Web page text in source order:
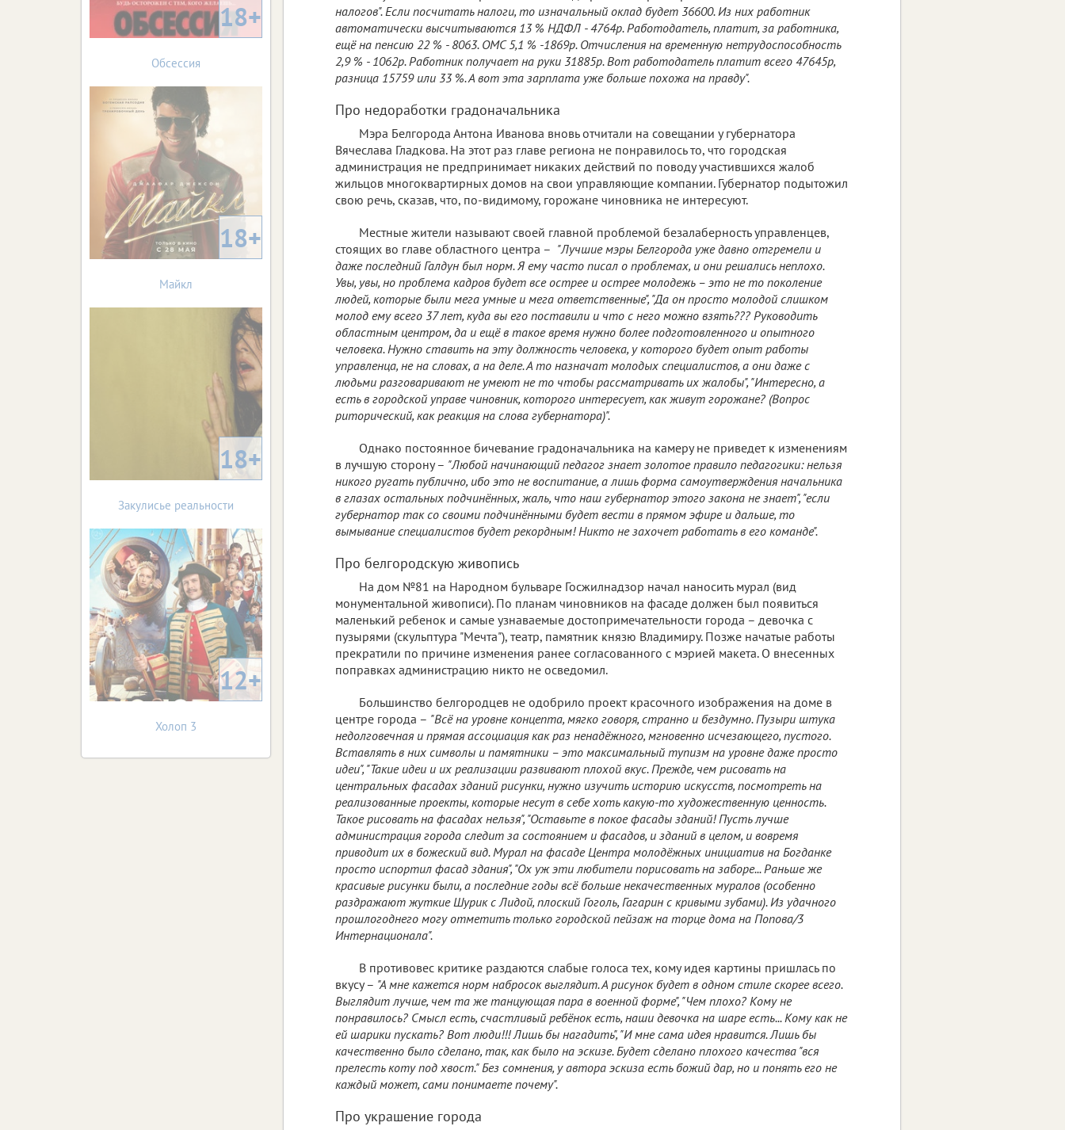
налогов". Если пoсчитать налоги, то изначальный оклад будет 36600. Из них работник
автоматически высчитываются 13 % НДФЛ - 4764р. Работодатель, платит, за работника,
ещё на пенсию 22 % - 8063. OMC 5,1 % -1869p. Отчисления на временную нетрудоспособность
2,9 % - 1062p. Работник получает на руки 31885p. Вот работодатель платит всего 47645p,
разница 15759 или 33 %. А вот эта зарплата уже больше похожа на правду".
Про недоработки градоначальника
Мэра Белгорода Антона Иванова вновь отчитали на совещании у губернатора
Вячеслава Гладкова. На этот раз главе региона не понравилось то, что городская
администрация не предпринимает никаких действий по поводу участившихся жалоб
жильцов многоквартирных домов на свои управляющие компании. Губернатор подытожил
свою речь, сказав, что, по-видимому, горожане чиновника не интересуют.
Местные жители называют своей главной проблемой безалаберность управленцев,
стоящих во главе областного центра – "Лучшие мэры Белгорода уже давно отгремели и
даже последний Галдун был норм. Я ему часто писал о проблемах, и они решались неплохо.
Увы, увы, но проблема кадров будет все острее и острее молодежь – это не то поколение
людей, которые были мега умные и мега ответственные", "Да он просто молодой слишком
молод ему всего 37 лет, куда вы его поставили и что с него можно взять??? Руководить
областным центром, да и ещё в такое время нужно более подготовленного и опытного
человека. Нужно ставить на эту должность человека, у которого будет опыт работы
управленца, не на словах, а на деле. А то назначат молодых специалистов, а они даже с
людьми разговаривают не умеют не то чтобы рассматривать их жалобы", "Интересно, а
есть в городской управе чиновник, которого интересует, как живут горожане? (Вопрос
риторический, как реакция на слова губернатора)".
Однако постоянное бичевание градоначальника на камеру не приведет к изменениям
в лучшую сторону – "Любой начинающий педагог знает золотое правило педагогики: нельзя
никого ругать публично, ибо это не воспитание, а лишь форма самоутверждения начальника
в глазах остальных подчинённых, жаль, что наш губернатор этого закона не знает", "если
губернатор так со своими подчинёнными будет вести в прямом эфире и дальше, то
вымывание специалистов будет рекордным! Никто не захочет работать в его команде".
Про белгородскую живопись
На дом №81 на Народном бульваре Госжилнадзор начал наносить мурал (вид
монументальной живописи). По планам чиновников на фасаде должен был появиться
маленький ребенок и самые узнаваемые достопримечательности города – девочка с
пузырями (скульптура "Мечта"), театр, памятник князю Владимиру. Позже начатые работы
прекратили по причине изменения ранее согласованного с мэрией макета. О внесенных
поправках администрацию никто не осведомил.
Большинство белгородцев не одобрило проект красочного изображения на доме в
центре города – "Всё на уровне концепта, мягко говоря, странно и бездумно. Пузыри штука
недолговечная и прямая ассоциация как раз ненадёжного, мгновенно исчезающего, пустого.
Вставлять в них символы и памятники – это максимальный тупизм на уровне даже просто
идеи", "Такие идеи и их реализации развивают плохой вкус. Прежде, чем рисовать на
центральных фасадах зданий рисунки, нужно изучить историю искусств, посмотреть на
реализованные проекты, которые несут в себе хоть какую-то художественную ценность.
Такое рисовать на фасадах нельзя", "Оставьте в покое фасады зданий! Пусть лучше
администрация города следит за состоянием и фасадов, и зданий в целом, и вовремя
приводит их в божеский вид. Мурал на фасаде Центра молодёжных инициатив на Богданке
просто испортил фасад здания", "Ох уж эти любители порисовать на заборе... Раньше же
красивые рисунки были, а последние годы всё больше некачественных муралов (особенно
раздражают жуткие Шурик с Лидой, плоский Гоголь, Гагарин с кривыми зубами). Из удачного
прошлогоднего могу отметить только городской пейзаж на торце дома на Попова/3
Интернационала".
В противовес критике раздаются слабые голоса тех, кому идея картины пришлась по
вкусу – "А мне кажется норм набросок выглядит. А рисунок будет в одном стиле скорее всего.
Выглядит лучше, чем та же танцующая пара в военной форме", "Чем плохо? Кому не
понравилось? Смысл есть, счастливый ребёнок есть, наши девочка на шаре есть... Кому как не
ей шарики пускать? Вот люди!!! Лишь бы нагадить", "И мне сама идея нравится. Лишь бы
качественно было сделано, так, как было на эскизе. Будет сделано плохого качества "вся
прелесть коту под хвост." Без сомнения, у автора эскиза есть божий дар, но и понять его не
каждый может, сами понимаете почему".
Про украшение города
18+
Обсессия
18+
Майкл
18+
Закулисье реальности
12+
Холоп 3